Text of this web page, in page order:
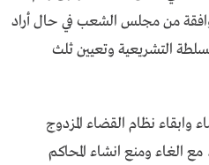
من مجلس الشعب في حال أراد
التشريعية وتعيين ثلث
وابقاء نظام القضاء المزدوج
مع الغاء ومنع انشاء المحاكم